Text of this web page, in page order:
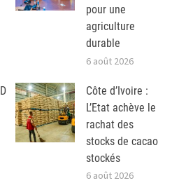
pour une
agriculture
durable
6 août 2026
Côte d’Ivoire :
L’Etat achève le
rachat des
stocks de cacao
stockés
6 août 2026